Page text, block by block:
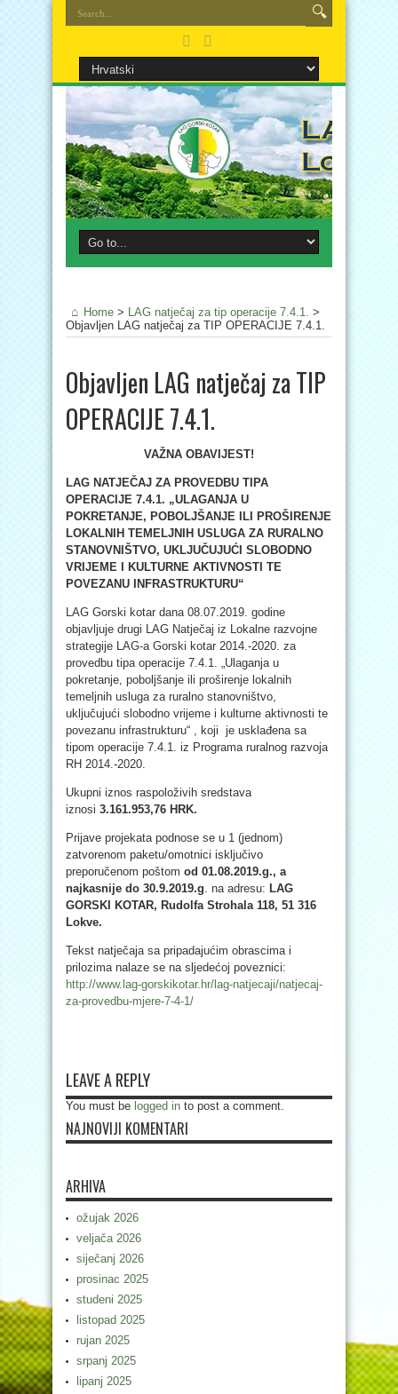
Home > LAG natječaj za tip operacije 7.4.1. >
Objavljen LAG natječaj za TIP OPERACIJE 7.4.1.
Objavljen LAG natječaj za TIP
OPERACIJE 7.4.1.
VAŽNA OBAVIJEST!
LAG NATJEČAJ ZA PROVEDBU TIPA
OPERACIJE 7.4.1. „ULAGANJA U
POKRETANJE, POBOLJŠANJE ILI PROŠIRENJE
LOKALNIH TEMELJNIH USLUGA ZA RURALNO
STANOVNIŠTVO, UKLJUČUJUĆI SLOBODNO
VRIJEME I KULTURNE AKTIVNOSTI TE
POVEZANU INFRASTRUKTURU“
LAG Gorski kotar dana 08.07.2019. godine
objavljuje drugi LAG Natječaj iz Lokalne razvojne
strategije LAG-a Gorski kotar 2014.-2020. za
provedbu tipa operacije 7.4.1. „Ulaganja u
pokretanje, poboljšanje ili proširenje lokalnih
temeljnih usluga za ruralno stanovništvo,
uključujući slobodno vrijeme i kulturne aktivnosti te
povezanu infrastrukturu“ , koji je usklađena sa
tipom operacije 7.4.1. iz Programa ruralnog razvoja
RH 2014.-2020.
Ukupni iznos raspoloživih sredstava
iznosi 3.161.953,76 HRK.
Prijave projekata podnose se u 1 (jednom)
zatvorenom paketu/omotnici isključivo
preporučenom poštom od 01.08.2019.g., a
najkasnije do 30.9.2019.g. na adresu: LAG
GORSKI KOTAR, Rudolfa Strohala 118, 51 316
Lokve.
Tekst natječaja sa pripadajućim obrascima i
prilozima nalaze se na sljedećoj poveznici:
http://www.lag-gorskikotar.hr/lag-natjecaji/natjecaj-
za-provedbu-mjere-7-4-1/
LEAVE A REPLY
You must be logged in to post a comment.
NAJNOVIJI KOMENTARI
ARHIVA
ožujak 2026
veljača 2026
siječanj 2026
prosinac 2025
studeni 2025
listopad 2025
rujan 2025
srpanj 2025
lipanj 2025